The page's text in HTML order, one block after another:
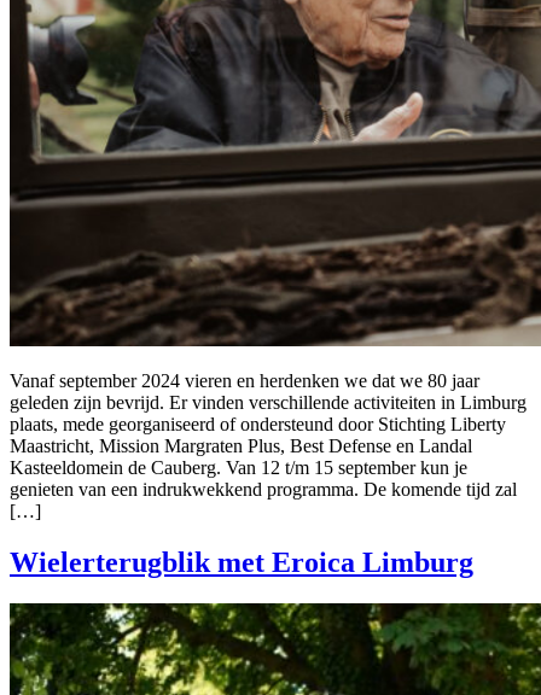
Vanaf september 2024 vieren en herdenken we dat we 80 jaar
geleden zijn bevrijd. Er vinden verschillende activiteiten in Limburg
plaats, mede georganiseerd of ondersteund door Stichting Liberty
Maastricht, Mission Margraten Plus, Best Defense en Landal
Kasteeldomein de Cauberg. Van 12 t/m 15 september kun je
genieten van een indrukwekkend programma. De komende tijd zal
[…]
Wielerterugblik met Eroica Limburg